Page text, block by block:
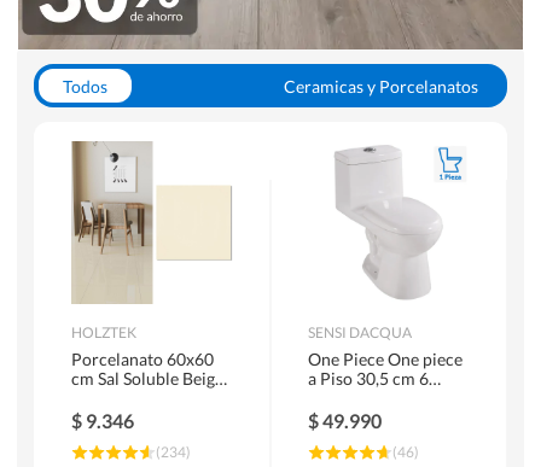
Todos
Ceramicas y Porcelanatos
WC y Sanitarios
Pisos Flotantes y Laminados
Pinturas
HOLZTEK
Porcelanato 60x60
cm Sal Soluble Beige
$ 9.346
(234)
SENSI DACQUA
One Piece One piece
a Piso 30,5 cm 6
$49.990
(46)